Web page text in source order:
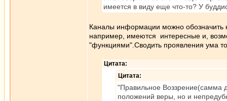
имеется в виду еще что-то? У
Каналы информации можно обозначить
например, имеются интересные и,
"функциями".Сводить проявления ума
Цитата:
Цитата:
"Правильное Воззрение(самма
положений веры, но и